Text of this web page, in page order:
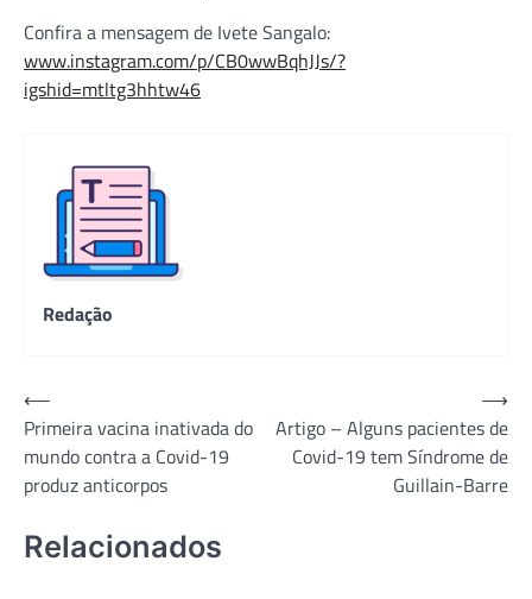
Confira a mensagem de Ivete Sangalo:
www.instagram.com/p/CB0wwBqhJJs/?
igshid=mtltg3hhtw46
Redação
Navegação
de
Post
⟵
Primeira vacina inativada do
mundo contra a Covid-19
produz anticorpos
Artigo – Alguns pacientes de
Covid-19 tem Síndrome de
Guillain-Barre
⟶
Relacionados